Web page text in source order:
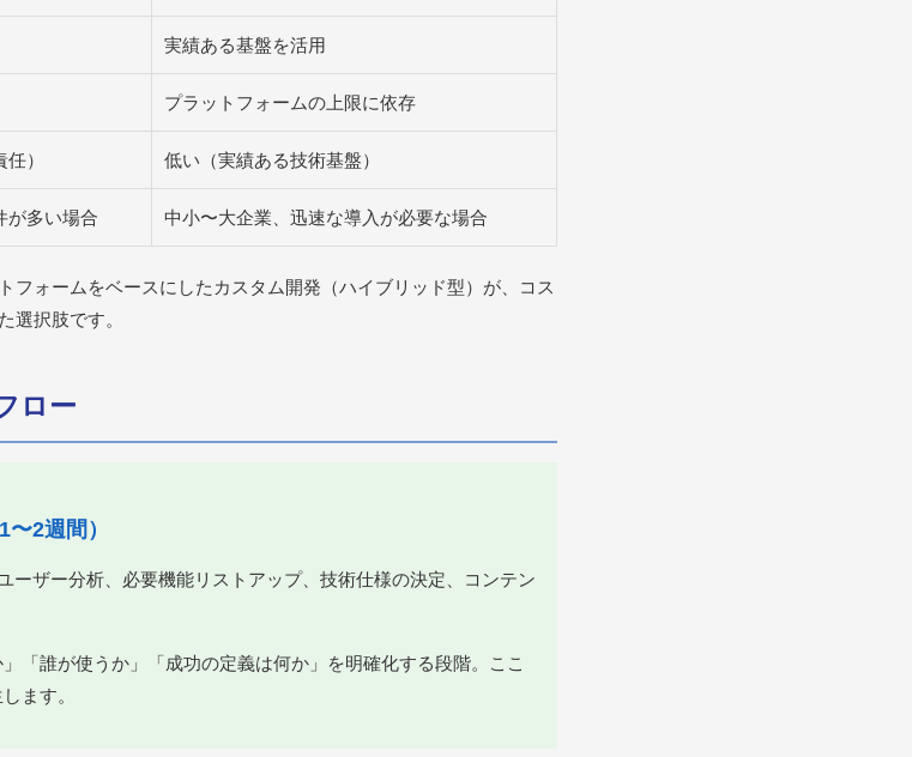
実績ある基盤を活用
プラットフォームの上限に依存
） 低い（実績ある技術基盤）
が多い場合 中小〜大企業、迅速な導入が必要な場合
フォームをベースにしたカスタム開発（ハイブリッド型）が、コス
選択肢です。
ロー
2週間）
ーザー分析、必要機能リストアップ、技術仕様の決定、コンテン
「誰が使うか」「成功の定義は何か」を明確化する段階。ここ
ます。